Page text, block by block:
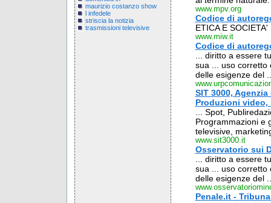
maurizio costanzo show
l infedele
striscia la notizia
trasmissioni televisive
www.mpv.org
Codice di
ETICA E SOCIETA'
www.miw.it
Codice di
... diritto a essere
sua ... uso corretto
delle esigenze del
SIT 3000,
Produzioni
... Spot,
Programmazioni e
televisive,
www.sit3000.it
Osservatorio sui
... diritto a essere
sua ... uso corretto
delle esigenze del
Penale.it -